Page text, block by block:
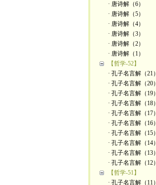
· 唐诗解（6）
· 唐诗解（5）
· 唐诗解（4）
· 唐诗解（3）
· 唐诗解（2）
· 唐诗解（1）
【哲学-52】
· 孔子名言解（21）
· 孔子名言解（20）
· 孔子名言解（19）
· 孔子名言解（18）
· 孔子名言解（17）
· 孔子名言解（16）
· 孔子名言解（15）
· 孔子名言解（14）
· 孔子名言解（13）
· 孔子名言解（12）
【哲学-51】
· 孔子名言解（11）